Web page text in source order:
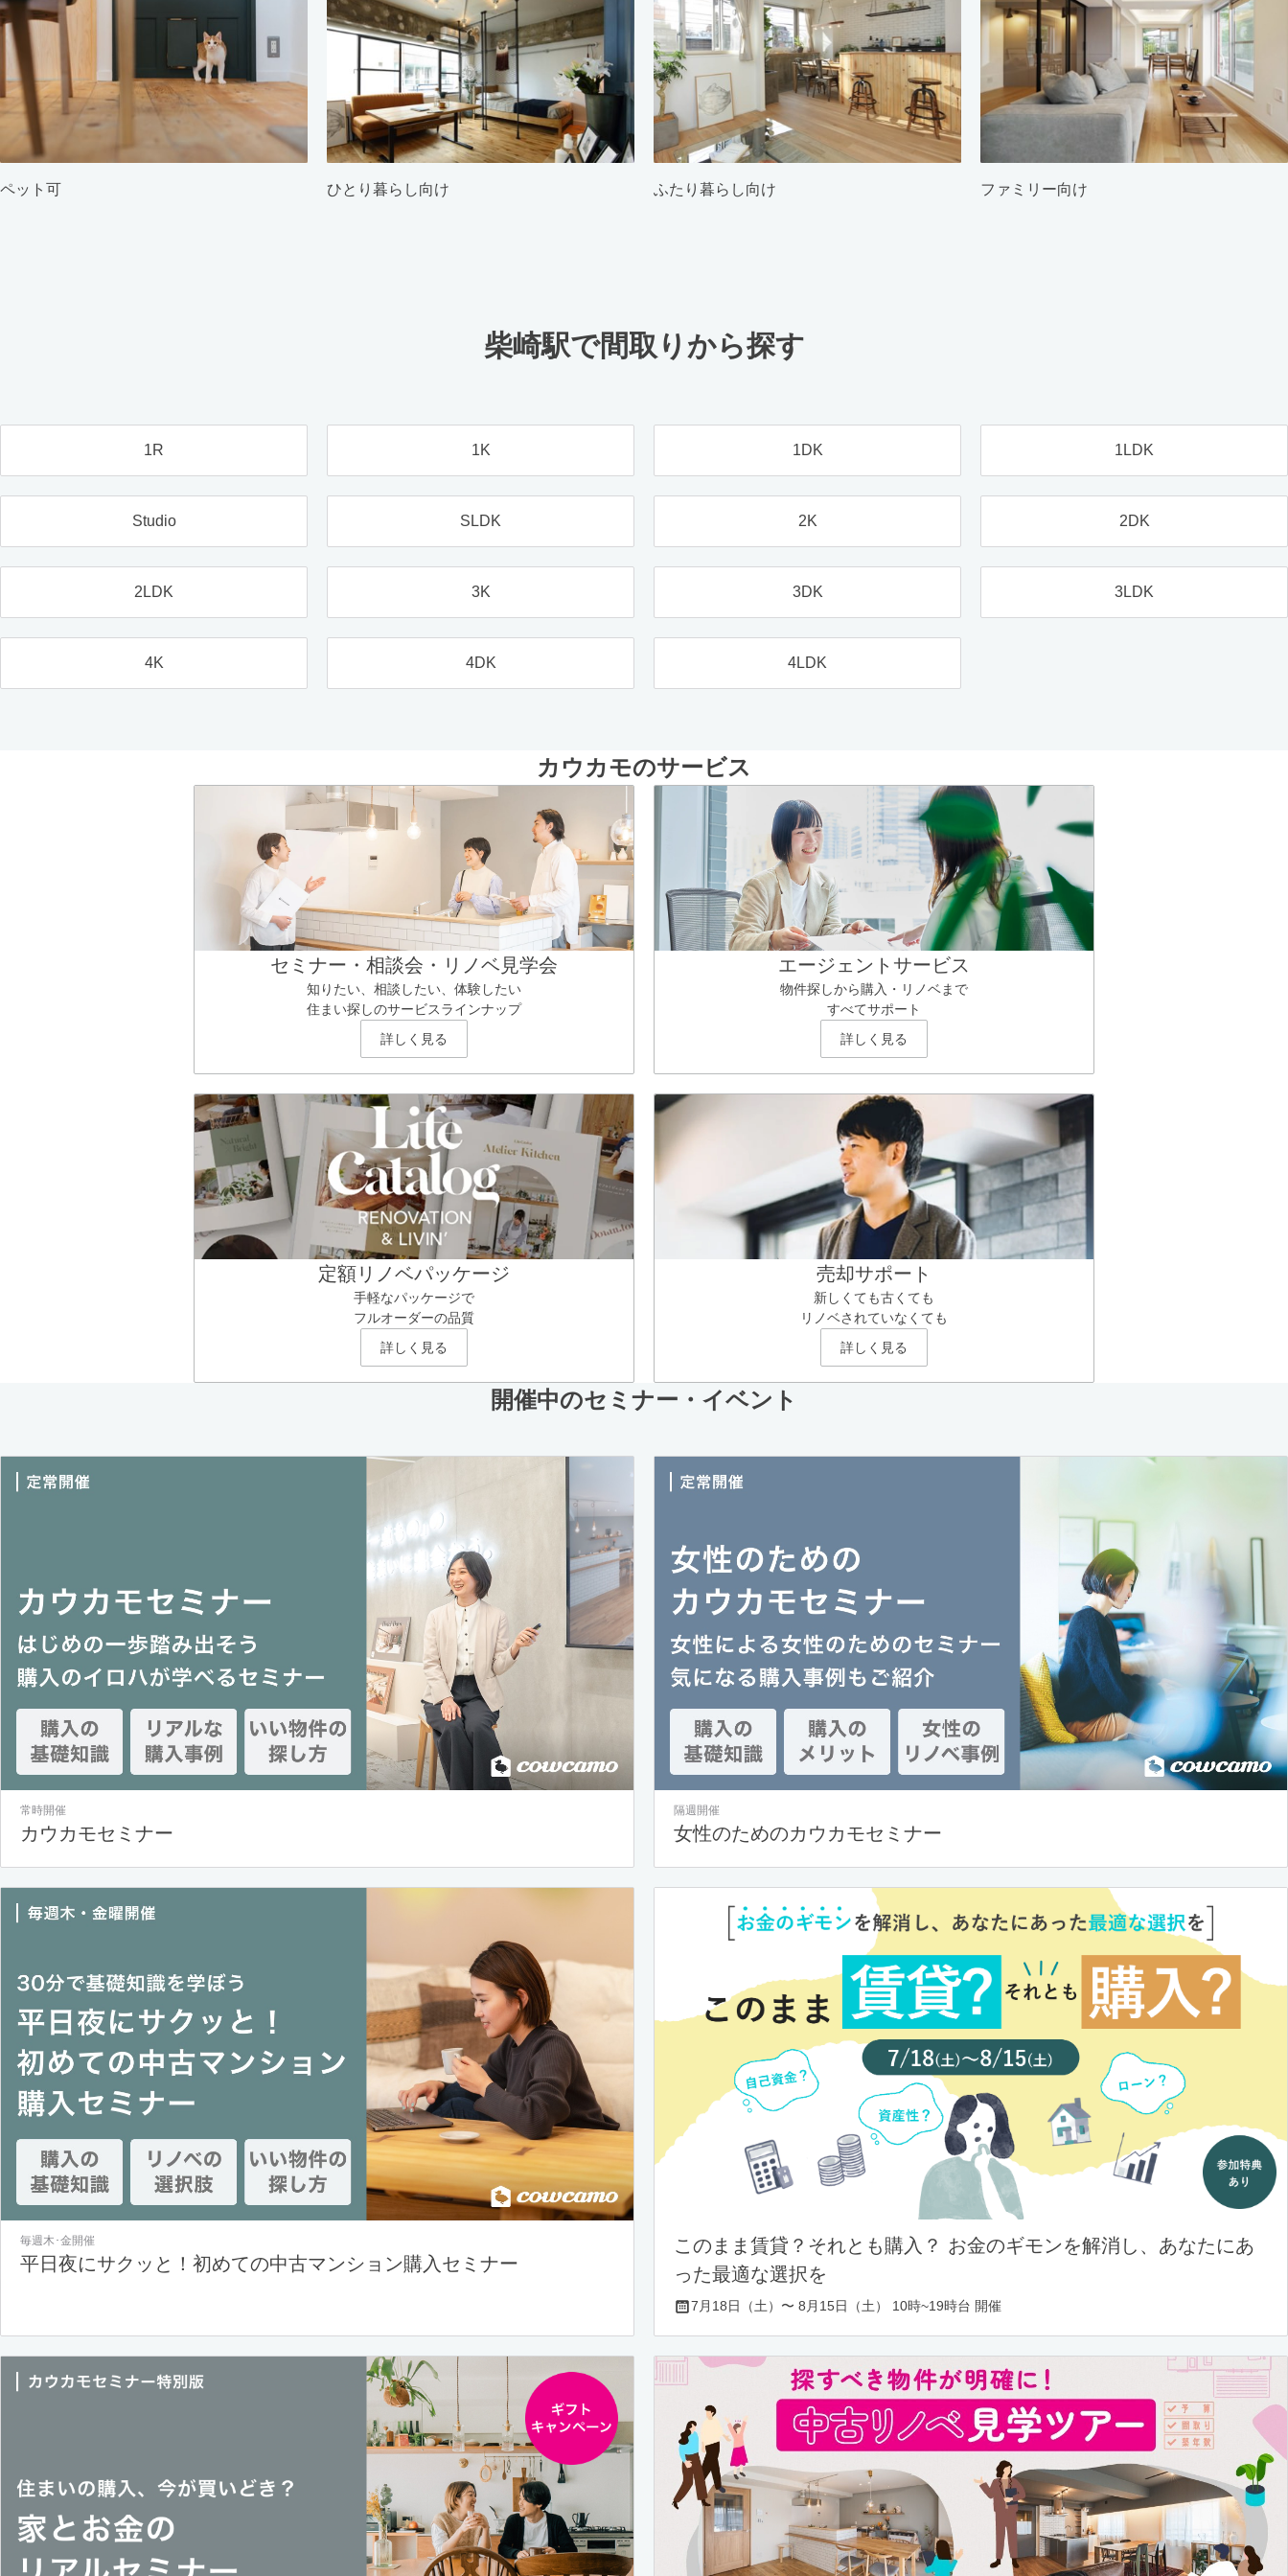
ペット可 ひとり暮らし向け ふたり暮らし向け ファミリー向け
柴崎駅で間取りから探す
1R 1K 1DK 1LDK
Studio SLDK 2K 2DK
2LDK 3K 3DK 3LDK
4K 4DK 4LDK
カウカモのサービス
セミナー・相談会・リノベ見学会
知りたい、相談したい、体験したい
住まい探しのサービスラインナップ
詳しく見る
エージェントサービス
物件探しから購入・リノベまで
すべてサポート
詳しく見る
定額リノベパッケージ
手軽なパッケージで
フルオーダーの品質
詳しく見る
売却サポート
新しくても古くても
リノベされていなくても
詳しく見る
開催中のセミナー・イベント
常時開催
カウカモセミナー
隔週開催
女性のためのカウカモセミナー
毎週木･金開催
平日夜にサクッと！初めての中古マンション購入セミナー
このまま賃貸？それとも購入？ お金のギモンを解消し、あなたにあ
った最適な選択を
7月18日（土）〜 8月15日（土） 10時~19時台 開催